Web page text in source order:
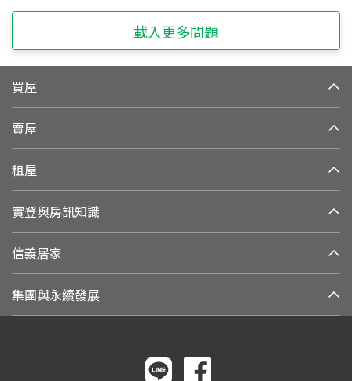
載入更多問題
買屋
賣屋
租屋
實登與房訊知識
信義居家
集團與永續發展